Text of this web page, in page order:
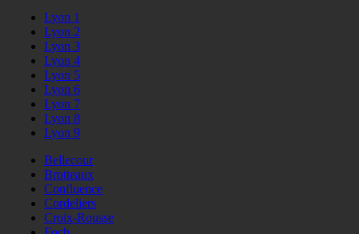
Lyon 1
Lyon 2
Lyon 3
Lyon 4
Lyon 5
Lyon 6
Lyon 7
Lyon 8
Lyon 9
Bellecour
Brotteaux
Confluence
Cordeliers
Croix-Rousse